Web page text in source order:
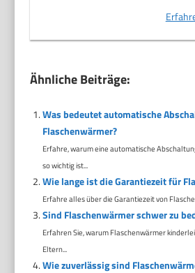
Ähnliche Beiträge:
Was bedeutet automatische
Flaschenwärmer?
Erfahre, warum eine automatische
so wichtig ist...
Wie lange ist die Garantiezeit für
Erfahre alles über die Garantiezeit von
Sind Flaschenwärmer schwer zu
Erfahren Sie, warum Flaschenwärmer
Eltern...
Wie zuverlässig sind